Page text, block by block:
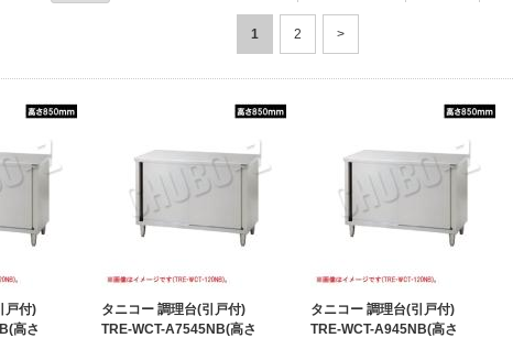
1 2 >
戸付)
高さ
タニコー 調理台(引戸付)
TRE-WCT-A7545NB(高さ
タニコー 調理台(引戸付)
TRE-WCT-A945NB(高さ